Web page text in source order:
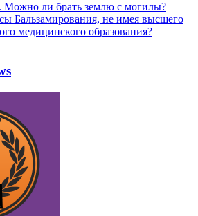
Можно ли брать землю с могилы?
Бальзамирования, не имея высшего
медицинского образования?